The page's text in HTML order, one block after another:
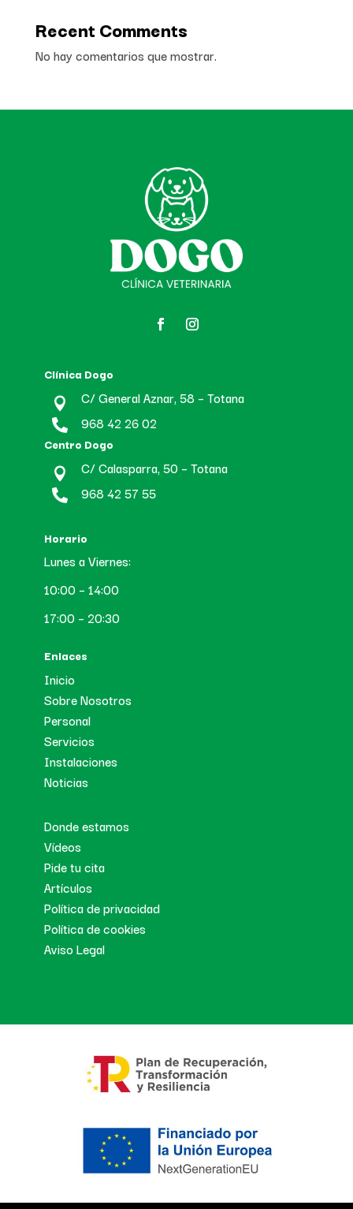
Recent Comments
No hay comentarios que mostrar.
Clínica Dogo
 C/ General Aznar, 58 – Totana
 968 42 26 02
Centro Dogo
 C/ Calasparra, 50 – Totana
 968 42 57 55
Horario
Lunes a Viernes:
10:00 – 14:00
17:00 – 20:30
Enlaces
Inicio
Sobre Nosotros
Personal
Servicios
Instalaciones
Noticias
Donde estamos
Vídeos
Pide tu cita
Artículos
Política de privacidad
Política de cookies
Aviso Legal